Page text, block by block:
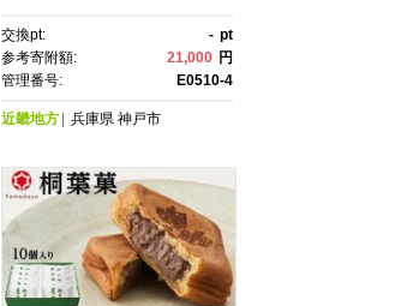
交換pt: - pt
参考寄附額:
21,000 円
管理番号:
E0510-4
近畿地方 兵庫県 神戸市